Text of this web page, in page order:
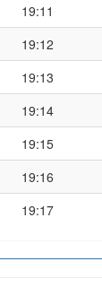
19:11
19:12
19:13
19:14
19:15
19:16
19:17